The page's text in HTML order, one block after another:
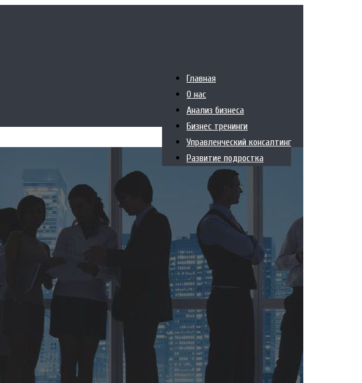
Главная
О нас
Анализ бизнеса
Бизнес тренинги
Управленческий консалтинг
Развитие подростка